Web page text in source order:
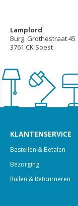
Lamplord
Burg. Grothestraat 45
3761 CK Soest
KLANTENSERVICE
Bestellen & Betalen
Bezorging
Ruilen & Retourneren